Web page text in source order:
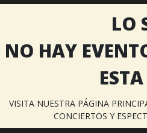
LO
NO HAY
VISITA NUESTRA PÁGINA
CONCIERTOS Y